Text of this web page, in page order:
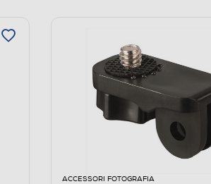
ACCESSORI FOTOGRAFIA